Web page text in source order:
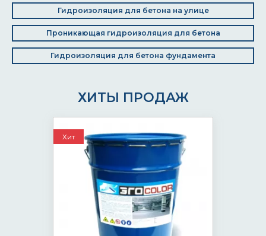
Гидроизоляция для бетона на улице
Проникающая гидроизоляция для бетона
Гидроизоляция для бетона фундамента
ХИТЫ ПРОДАЖ
Хит